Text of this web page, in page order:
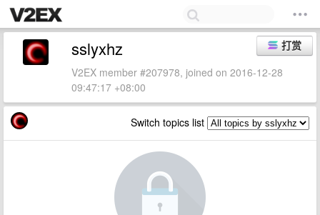
打赏
sslyxhz
V2EX member #207978, joined on 2016-12-28
09:47:17 +08:00
Switch topics list